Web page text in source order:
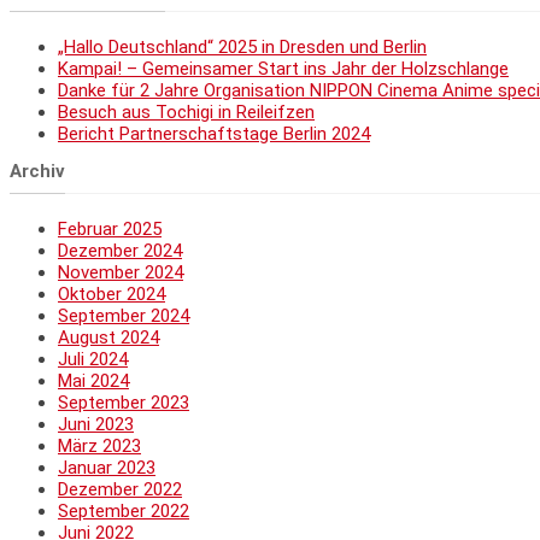
„Hallo Deutschland“ 2025 in Dresden und Berlin
Kampai! – Gemeinsamer Start ins Jahr der Holzschlange
Danke für 2 Jahre Organisation NIPPON Cinema Anime
Besuch aus Tochigi in Reileifzen
Bericht Partnerschaftstage Berlin 2024
Archiv
Februar 2025
Dezember 2024
November 2024
Oktober 2024
September 2024
August 2024
Juli 2024
Mai 2024
September 2023
Juni 2023
März 2023
Januar 2023
Dezember 2022
September 2022
Juni 2022